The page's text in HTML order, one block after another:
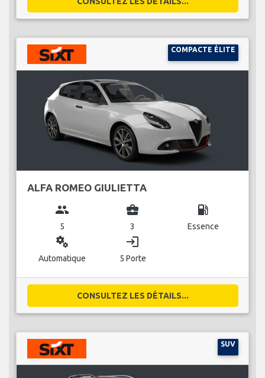
COMPACTE ÉLITE
ALFA ROMEO GIULIETTA
group
5
business_center
3
local_gas_station
Essence
miscellaneous_services
Automatique
login
5 Porte
CONSULTEZ LES DÉTAILS...
SUV